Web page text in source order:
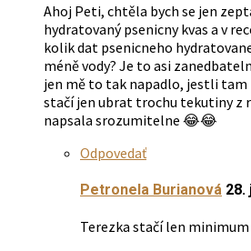
Ahoj Peti, chtěla bych se jen
hydratovaný psenicny kvas a v
kolik dat psenicneho
méně vody? Je to asi
jen mě to tak napadlo, jestli
stačí jen ubrat trochu tekutiny z
napsala srozumitelne 😂😂
Odpovedať
Petronela Burianová 28.
Terezka stačí len